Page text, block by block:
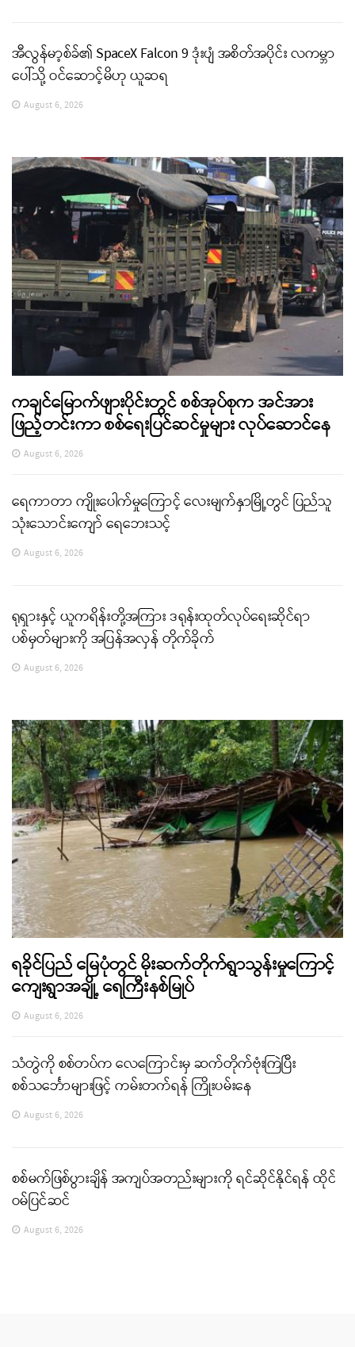
အီလွန်မာ့စ်ခ်၏ SpaceX Falcon 9 ဒုံးပျံ အစိတ်အပိုင်း လကမ္ဘာ
ပေါ်သို့ ဝင်ဆောင့်မိဟု ယူဆရ
August 6, 2026
ကချင်မြောက်ဖျားပိုင်းတွင် စစ်အုပ်စုက အင်အား
ဖြည့်တင်းကာ စစ်ရေးပြင်ဆင်မှုများ လုပ်ဆောင်နေ
August 6, 2026
ရေကာတာ ကျိုးပေါက်မှုကြောင့် လေးမျက်နှာမြို့တွင် ပြည်သူ
သုံးသောင်းကျော် ရေဘေးသင့်
August 6, 2026
ရုရှားနှင့် ယူကရိန်းတို့အကြား ဒရုန်းထုတ်လုပ်ရေးဆိုင်ရာ
ပစ်မှတ်များကို အပြန်အလှန် တိုက်ခိုက်
August 6, 2026
ရခိုင်ပြည် မြေပုံတွင် မိုးဆက်တိုက်ရွာသွန်းမှုကြောင့်
ကျေးရွာအချို့ ရေကြီးနစ်မြုပ်
August 6, 2026
သံတွဲကို စစ်တပ်က လေကြောင်းမှ ဆက်တိုက်ဗုံးကြဲပြီး
စစ်သင်္ဘောများဖြင့် ကမ်းတက်ရန် ကြိုးပမ်းနေ
August 6, 2026
စစ်မက်ဖြစ်ပွားချိန် အကျပ်အတည်းများကို ရင်ဆိုင်နိုင်ရန် ထိုင်
ဝမ်ပြင်ဆင်
August 6, 2026